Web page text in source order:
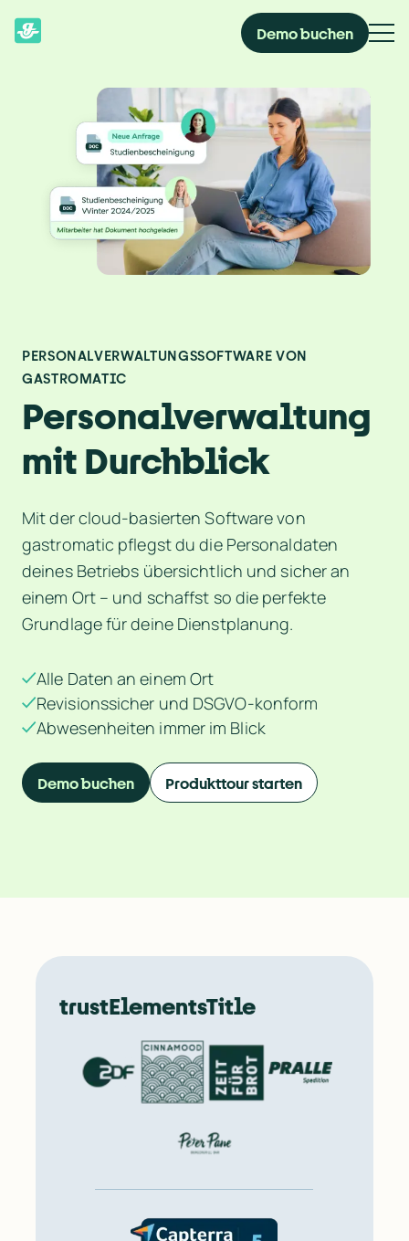
Demo buchen
PERSONALVERWALTUNGSSOFTWARE VON
GASTROMATIC
Personalverwaltung
mit Durchblick
Mit der cloud-basierten Software von
gastromatic pflegst du die Personaldaten
deines Betriebs übersichtlich und sicher an
einem Ort – und schaffst so die perfekte
Grundlage für deine Dienstplanung.
Alle Daten an einem Ort
Revisionssicher und DSGVO-konform
Abwesenheiten immer im Blick
Demo buchen Produkttour starten
trustElementsTitle